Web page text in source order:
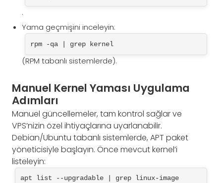
.
Yama geçmişini inceleyin:
rpm -qa | grep kernel
(RPM tabanlı sistemlerde).
Manuel Kernel Yaması Uygulama
Adımları
Manuel güncellemeler, tam kontrol sağlar ve
VPS’nizin özel ihtiyaçlarına uyarlanabilir.
Debian/Ubuntu tabanlı sistemlerde, APT paket
yöneticisiyle başlayın. Önce mevcut kernel’i
listeleyin:
apt list --upgradable | grep linux-image